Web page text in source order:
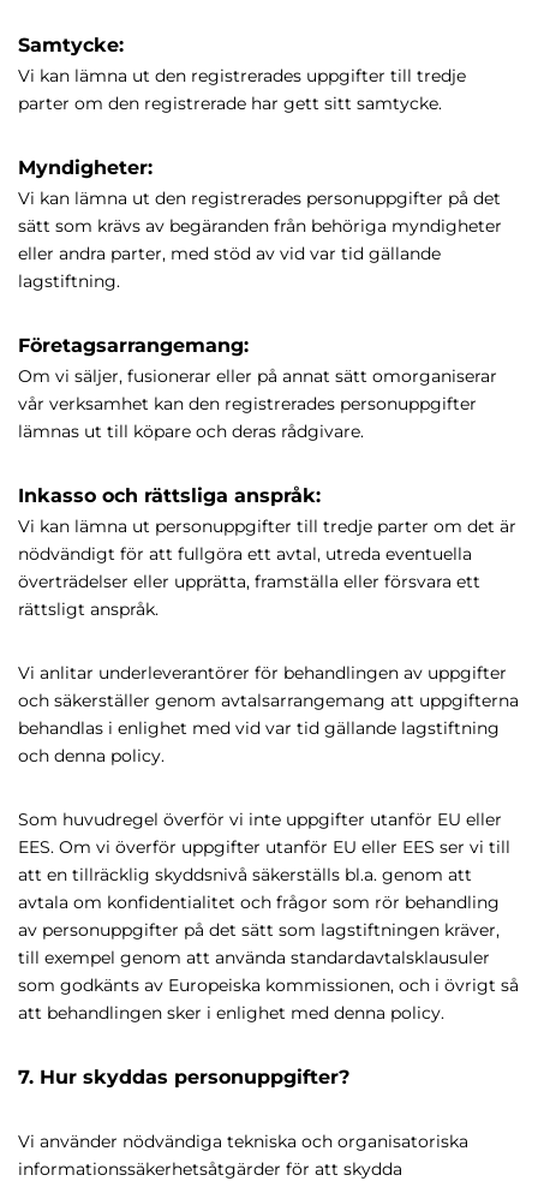
Samtycke:
Vi kan lämna ut den registrerades uppgifter till tredje
parter om den registrerade har gett sitt samtycke.
Myndigheter:
Vi kan lämna ut den registrerades personuppgifter på det
sätt som krävs av begäranden från behöriga myndigheter
eller andra parter, med stöd av vid var tid gällande
lagstiftning.
Företagsarrangemang:
Om vi säljer, fusionerar eller på annat sätt omorganiserar
vår verksamhet kan den registrerades personuppgifter
lämnas ut till köpare och deras rådgivare.
Inkasso och rättsliga anspråk:
Vi kan lämna ut personuppgifter till tredje parter om det är
nödvändigt för att fullgöra ett avtal, utreda eventuella
överträdelser eller upprätta, framställa eller försvara ett
rättsligt anspråk.
Vi anlitar underleverantörer för behandlingen av uppgifter
och säkerställer genom avtalsarrangemang att uppgifterna
behandlas i enlighet med vid var tid gällande lagstiftning
och denna policy.
Som huvudregel överför vi inte uppgifter utanför EU eller
EES. Om vi överför uppgifter utanför EU eller EES ser vi till
att en tillräcklig skyddsnivå säkerställs bl.a. genom att
avtala om konfidentialitet och frågor som rör behandling
av personuppgifter på det sätt som lagstiftningen kräver,
till exempel genom att använda standardavtalsklausuler
som godkänts av Europeiska kommissionen, och i övrigt så
att behandlingen sker i enlighet med denna policy.
7. Hur skyddas personuppgifter?
Vi använder nödvändiga tekniska och organisatoriska
informationssäkerhetsåtgärder för att skydda